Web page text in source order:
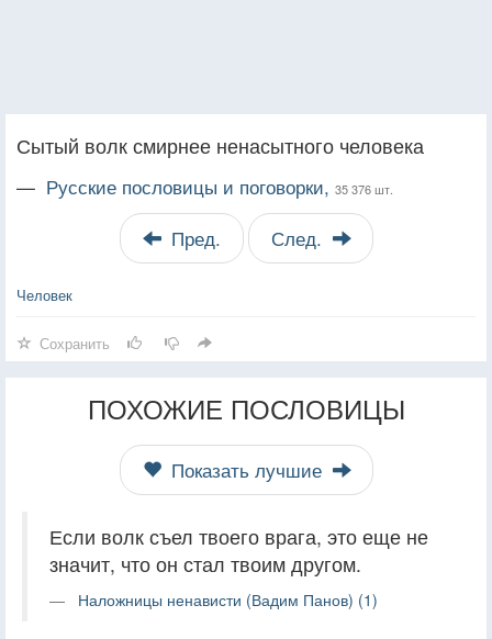
Сытый волк смирнее ненасытного человека
— Русские пословицы и поговорки, 35 376 шт.
Пред. След.
Человек
Сохранить
ПОХОЖИЕ ПОСЛОВИЦЫ
Показать лучшие
Если волк съел твоего врага, это еще не
значит, что он стал твоим другом.
Наложницы ненависти (Вадим Панов) (1)